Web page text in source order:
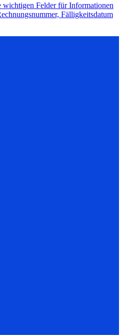
Felder für Informationen
Fälligkeitsdatum